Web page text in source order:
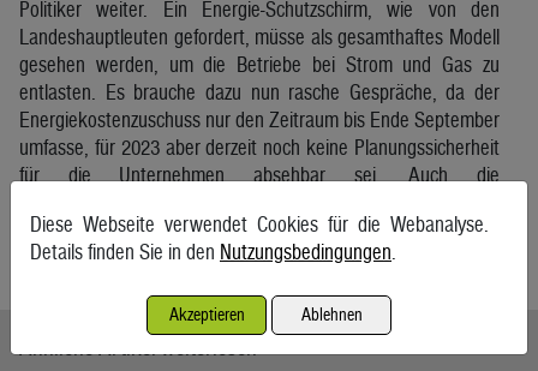
Politiker weiter. Ein Energie-Schutzschirm, wie von den
Landeshauptleuten gefordert, müsse als gesamthaftes Modell
gesehen werden, um die Betriebe bei Strom und Gas zu
entlasten. Es brauche dazu nun rasche Gespräche, da der
Energiekostenzuschuss nur den Zeitraum bis Ende September
umfasse, für 2023 aber derzeit noch keine Planungssicherheit
für die Unternehmen absehbar sei. Auch die
Horn.
Diese Webseite verwendet Cookies für die Webanalyse.
Details finden Sie in den Nutzungsbedingungen.
Akzeptieren Ablehnen